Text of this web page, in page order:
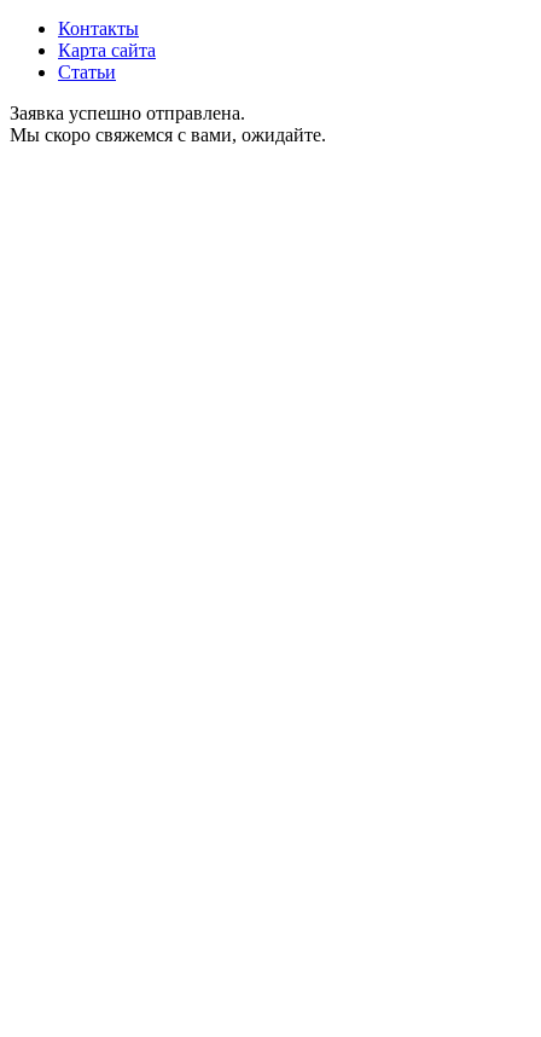
Контакты
Карта сайта
Статьи
Заявка успешно отправлена.
Мы скоро свяжемся с вами, ожидайте.